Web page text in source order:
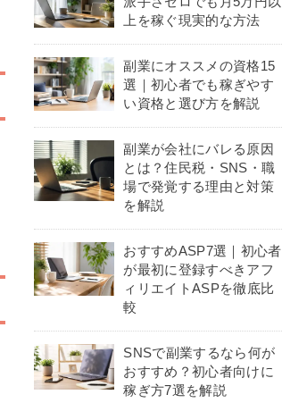
上を稼ぐ現実的な方法
副業にオススメの資格15
選｜初心者でも稼ぎやす
い資格と選び方を解説
副業が会社にバレる原因
とは？住民税・SNS・職
場で発覚する理由と対策
を解説
おすすめASP7選｜初心者
が最初に登録すべきアフ
ィリエイトASPを徹底比
較
SNSで副業するなら何が
おすすめ？初心者向けに
稼ぎ方7選を解説